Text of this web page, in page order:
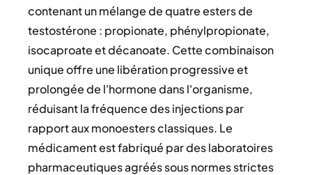
contenant un mélange de quatre esters de
testostérone : propionate, phénylpropionate,
isocaproate et décanoate. Cette combinaison
unique offre une libération progressive et
prolongée de l'hormone dans l'organisme,
réduisant la fréquence des injections par
rapport aux monoesters classiques. Le
médicament est fabriqué par des laboratoires
pharmaceutiques agréés sous normes strictes